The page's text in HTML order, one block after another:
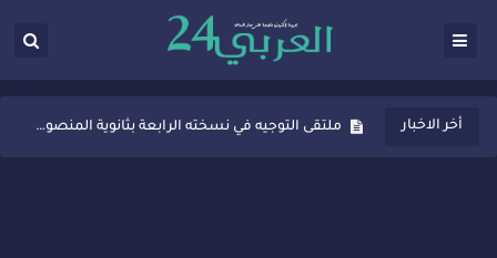
أخر الاخبار
ثانوية المنصور الذهبي بسيدي قاسم تُعزّز ثقافة التوجيه المدرسي بمبادرة نوعية تجمع بين التفاعل والتكريم
ملتقى التوجيه في نسخته الرابعة بثانوية المنصور الذهبي بسيدي قاسم